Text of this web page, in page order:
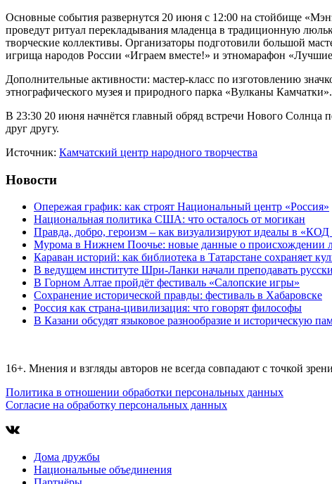
Основные события развернутся 20 июня с 12:00 на стойбище
проведут ритуал перекладывания младенца в традиционную
творческие коллективы. Организаторы подготовили большой
игрища народов России «Играем вместе!» и этномарафон
Дополнительные активности: мастер-класс по изготовлению
этнографического музея и природного парка «Вулканы
В 23:30 20 июня начнётся главный обряд встречи Нового Солнца
друг другу.
Источник: Камчатский центр народного творчества
Новости
Опережая график: как строят Национальный центр «Россия»
Национальная политика США: что осталось от могикан
Правда, добро, героизм – как визуализируют идеалы в
Мурома в Нижнем Поочье: новые данные о происхождении
Караван историй: как библиотека в Татарстане сохраняет
В ведущем институте Шри-Ланки начали преподавать
В Горном Алтае пройдёт фестиваль «Салопские игры»
Сохранение исторической правды: фестиваль в Хабаровске
Россия как страна-цивилизация: что говорят философы
В Казани обсудят языковое разнообразие и историческую
16+. Мнения и взгляды авторов не всегда совпадают с точкой
Политика в отношении обработки персональных данных
Согласие на обработку персональных данных
Дома дружбы
Национальные объединения